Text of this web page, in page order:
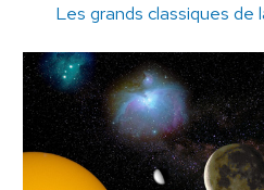
Les grands classiques